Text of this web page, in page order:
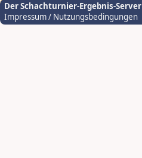
Der Schachturnier-Ergebnis-Server
Impressum / Nutzungsbedingungen